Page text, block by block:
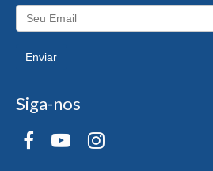
Enviar
Siga-nos